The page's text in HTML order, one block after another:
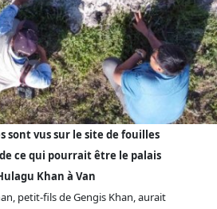
sont vus sur le site de fouilles
ce qui pourrait être le palais
Khan à Van
petit-fils de Gengis Khan, aurait